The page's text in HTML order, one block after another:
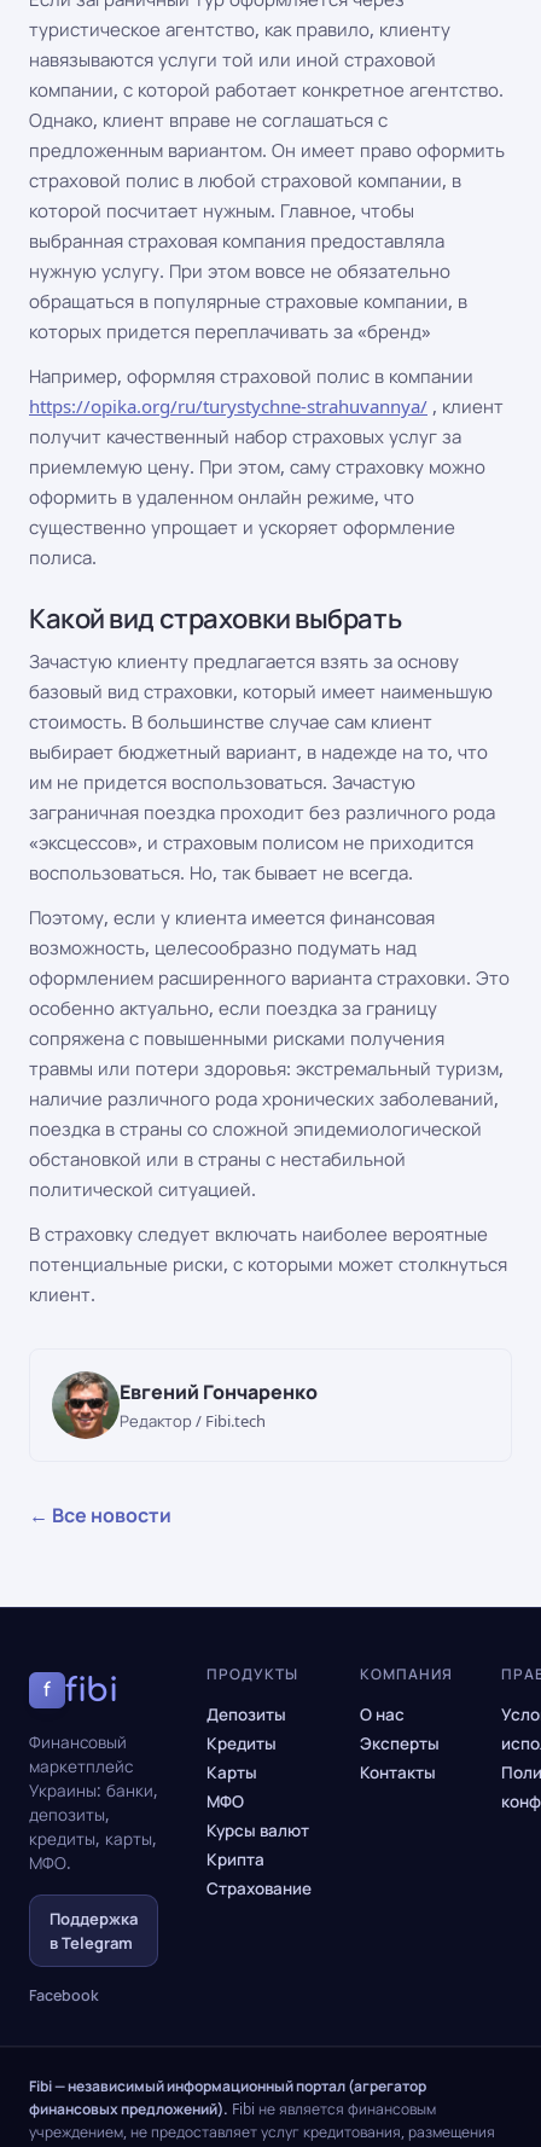
туристическое агентство, как правило, клиенту
навязываются услуги той или иной страховой
компании, с которой работает конкретное агентство.
Однако, клиент вправе не соглашаться с
предложенным вариантом. Он имеет право оформить
страховой полис в любой страховой компании, в
которой посчитает нужным. Главное, чтобы
выбранная страховая компания предоставляла
нужную услугу. При этом вовсе не обязательно
обращаться в популярные страховые компании, в
которых придется переплачивать за «бренд»
Например, оформляя страховой полис в компании
https://opika.org/ru/turystychne-strahuvannya/ , клиент
получит качественный набор страховых услуг за
приемлемую цену. При этом, саму страховку можно
оформить в удаленном онлайн режиме, что
существенно упрощает и ускоряет оформление
полиса.
Какой вид страховки выбрать
Зачастую клиенту предлагается взять за основу
базовый вид страховки, который имеет наименьшую
стоимость. В большинстве случае сам клиент
выбирает бюджетный вариант, в надежде на то, что
им не придется воспользоваться. Зачастую
заграничная поездка проходит без различного рода
«эксцессов», и страховым полисом не приходится
воспользоваться. Но, так бывает не всегда.
Поэтому, если у клиента имеется финансовая
возможность, целесообразно подумать над
оформлением расширенного варианта страховки. Это
особенно актуально, если поездка за границу
сопряжена с повышенными рисками получения
травмы или потери здоровья: экстремальный туризм,
наличие различного рода хронических заболеваний,
поездка в страны со сложной эпидемиологической
обстановкой или в страны с нестабильной
политической ситуацией.
В страховку следует включать наиболее вероятные
потенциальные риски, с которыми может столкнуться
клиент.
Евгений Гончаренко
Редактор / Fibi.tech
← Все новости
f fibi
Финансовый
маркетплейс
Украины: банки,
депозиты,
кредиты, карты,
МФО.
Поддержка
в Telegram
Facebook
ПРОДУКТЫ
Депозиты
Кредиты
Карты
МФО
Курсы валют
Крипта
Страхование
КОМПАНИЯ
О нас
Эксперты
Контакты
Fibi — независимый информационный портал (агрегатор
финансовых предложений). Fibi не является финансовым
учреждением, не предоставляет услуг кредитования, размещения